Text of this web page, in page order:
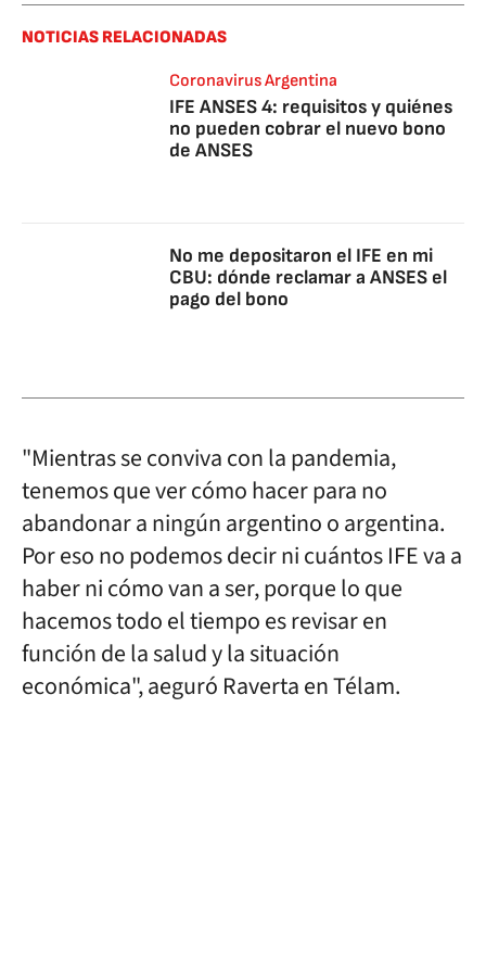
NOTICIAS RELACIONADAS
Coronavirus Argentina
IFE ANSES 4: requisitos y quiénes
no pueden cobrar el nuevo bono
de ANSES
No me depositaron el IFE en mi
CBU: dónde reclamar a ANSES el
pago del bono
"Mientras se conviva con la pandemia,
tenemos que ver cómo hacer para no
abandonar a ningún argentino o argentina.
Por eso no podemos decir ni cuántos IFE va a
haber ni cómo van a ser, porque lo que
hacemos todo el tiempo es revisar en
función de la salud y la situación
económica", aeguró Raverta en Télam.